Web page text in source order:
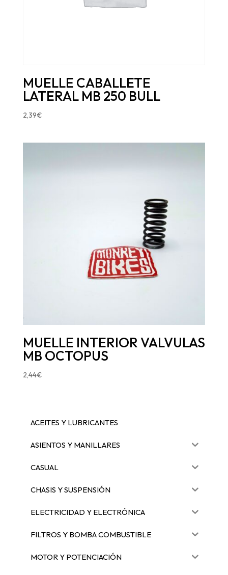
MUELLE CABALLETE
LATERAL MB 250 BULL
2,39€
MUELLE INTERIOR VALVULAS
MB OCTOPUS
2,44€
ACEITES Y LUBRICANTES
ASIENTOS Y MANILLARES
CASUAL
CHASIS Y SUSPENSIÓN
ELECTRICIDAD Y ELECTRÓNICA
FILTROS Y BOMBA COMBUSTIBLE
MOTOR Y POTENCIACIÓN